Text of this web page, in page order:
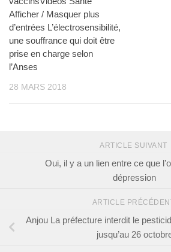
Afficher / Masquer plus
d’entrées L’électrosensibilité,
une souffrance qui doit être
prise en charge selon
l’Anses
28 MARS 2018
ARTICLE SUIVANT
Oui, il y a un lien entre ce que
dépression
ARTICLE
Anjou La préfecture interdit le
jusqu’au 26